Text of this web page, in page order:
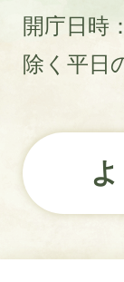
開庁日時
除く平日